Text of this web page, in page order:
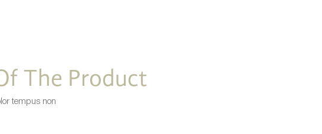
The Product
tempus non